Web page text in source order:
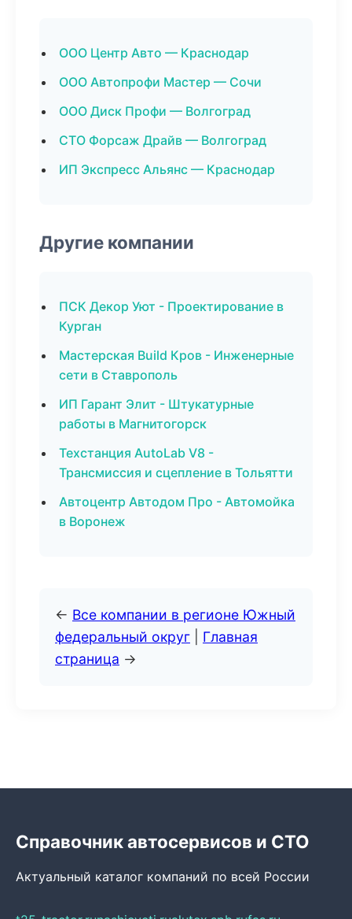
ООО Центр Авто — Краснодар
ООО Автопрофи Мастер — Сочи
ООО Диск Профи — Волгоград
СТО Форсаж Драйв — Волгоград
ИП Экспресс Альянс — Краснодар
Другие компании
ПСК Декор Уют - Проектирование в
Курган
Мастерская Build Кров - Инженерные
сети в Ставрополь
ИП Гарант Элит - Штукатурные
работы в Магнитогорск
Техстанция AutoLab V8 -
Трансмиссия и сцепление в Тольятти
Автоцентр Автодом Про - Автомойка
в Воронеж
← Все компании в регионе Южный
федеральный округ
Главная
страница →
Справочник автосервисов и СТО
Актуальный каталог компаний по всей России